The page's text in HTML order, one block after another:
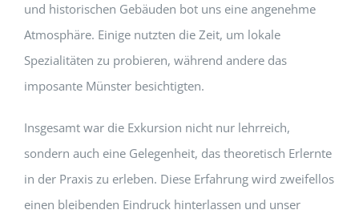
und historischen Gebäuden bot uns eine angenehme
Atmosphäre. Einige nutzten die Zeit, um lokale
Spezialitäten zu probieren, während andere das
imposante Münster besichtigten.
Insgesamt war die Exkursion nicht nur lehrreich,
sondern auch eine Gelegenheit, das theoretisch Erlernte
in der Praxis zu erleben. Diese Erfahrung wird zweifellos
einen bleibenden Eindruck hinterlassen und unser